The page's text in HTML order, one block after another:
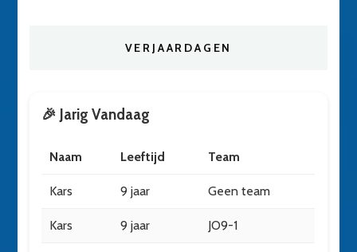
VERJAARDAGEN
🎉 Jarig Vandaag
Naam Leeftijd Team
Kars 9 jaar Geen team
Kars 9 jaar JO9-1